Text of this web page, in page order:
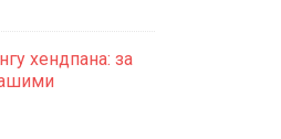
хендпана: за